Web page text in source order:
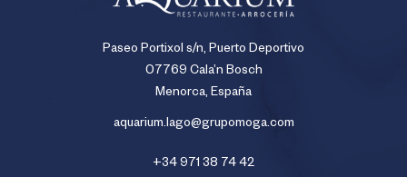
Paseo Portixol s/n, Puerto Deportivo
07769 Cala’n Bosch
Menorca, España
aquarium.lago@grupomoga.com
+34 971 38 74 42